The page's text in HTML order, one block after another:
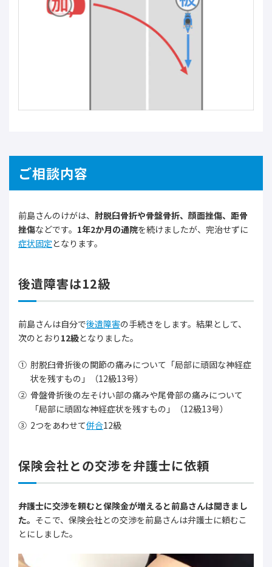
ご相談内容
前島さんのけがは、 肘脱臼骨折や骨盤骨折、顔面挫傷、距骨
挫傷などです。 1年2か月の通院を続けましたが、完治せずに
症状固定となります。
後遺障害は12級
前島さんは自分で後遺障害の手続きをします。結果として、
次のとおり 12級となりました。
肘脱臼骨折後の関節の痛みについて「局部に頑固な神経症
状を残すもの」（12級13号）
骨盤骨折後の左そけい部の痛みや尾骨部の痛みについて
「局部に頑固な神経症状を残すもの」（12級13号）
2つをあわせて併合12級
保険会社との交渉を弁護士に依頼
弁護士に交渉を頼むと保険金が増えると前島さんは聞きまし
た。 そこで、保険会社との交渉を前島さんは弁護士に頼むこ
とにしました。